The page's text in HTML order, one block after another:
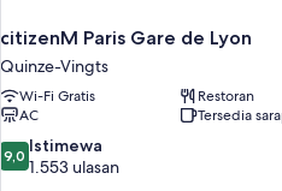
citizenM Paris Gare de Lyon
Quinze-Vingts
Wi-Fi Gratis
Restoran
AC
Tersedia
9.0
dari
9,0 Istimewa
1.553 ulasan